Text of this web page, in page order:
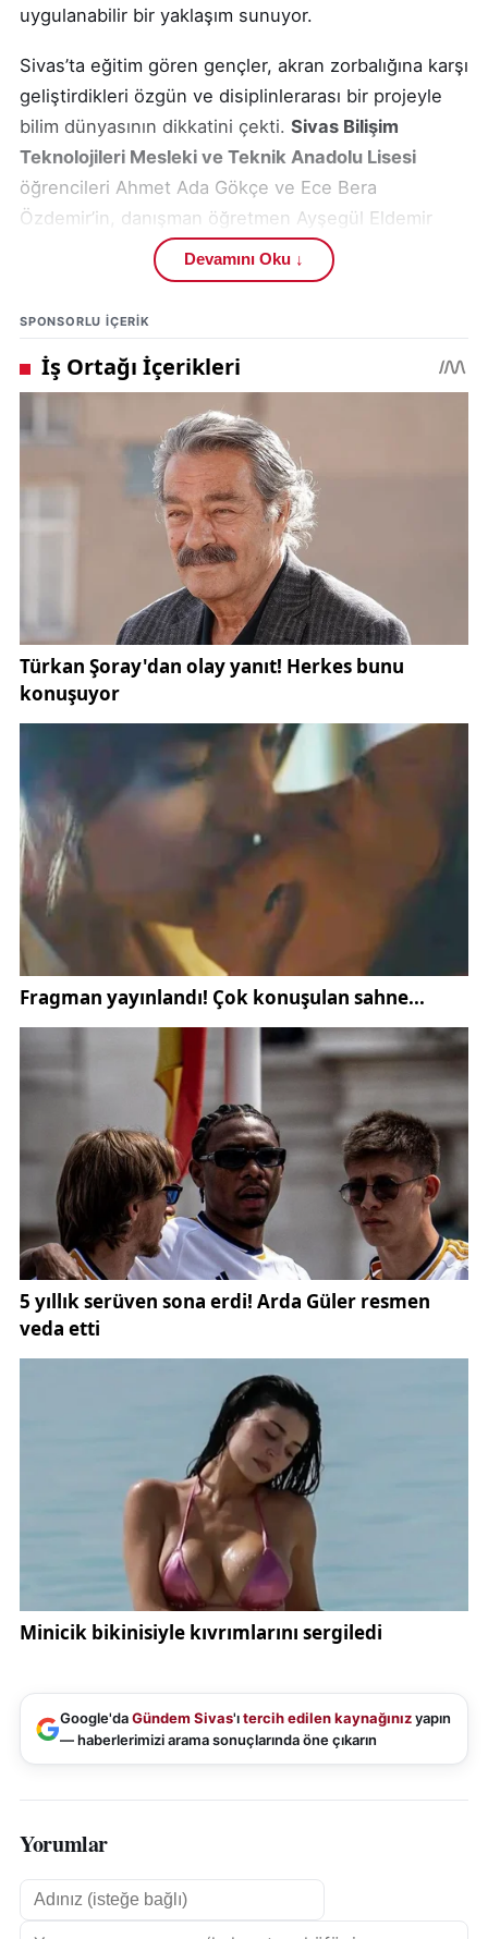
uygulanabilir bir yaklaşım sunuyor.
Sivas’ta eğitim gören gençler, akran zorbalığına karşı
geliştirdikleri özgün ve disiplinlerarası bir projeyle
bilim dünyasının dikkatini çekti. Sivas Bilişim
Teknolojileri Mesleki ve Teknik Anadolu Lisesi
öğrencileri Ahmet Ada Gökçe ve Ece Bera
Özdemir’in, danışman öğretmen Ayşegül Eldemir
Kale rehberliğinde hazırladığı “ÇALIKUŞU: KANAT
TÜBİTAKtarafından düzenlenen 2204-A
Lise Öğrencileri Araştırma Projeleri Yarışması’nda ön
değerlendirmeyi başarıyla geçti. Proje,Kayseri’de
düzenlenecek Bölge Sergisi’ne davet edilerek
Bu başarı, gençlerin sadece akademik yeterliliklerini
değil; toplumsal sorunlara duyarlılıklarını ve çözüm
üretme becerilerini de ortaya koyması bakımından
önem taşıyor. Eğitimciler tarafından uzun süredir
gündemde olan akran zorbalığına, edebiyat ve
bilişim temelli yenilikçi bir yaklaşım sunuluyor.
Projenin çıkış noktası, Türk edebiyatının klasik
eserlerindenÇalıkuşu
. Öğrenciler, romandaki Feride
psikolojik baskı örneklerini günümüz eğitim
ortamlarında görülen akran zorbalığı ile
ilişkilendirerek kapsamlı bir analiz gerçekleştirdi.
Roman adeta bir “vaka laboratuvarı” gibi ele alındı;
karakterin yaşadıkları pedagojik ve psikolojik
çerçevede incelendi.
Bu yaklaşım, edebiyatın soyut anlatım gücünü
somut eğitim sorunlarıyla buluşturması açısından
dikkat çekiyor. Proje ekibi, edebi metinlerin doğru
yöntemlerle ele alındığında öğrencilerde empati ve
farkındalık oluşturma potansiyeline sahip olduğunu
“KANAT Modeli”nin en önemli bileşenlerinden biri,
öğrencilerin aktif katılımını hedefleyenKANAT Vaka
Analiz Kartlarıoldu. Bu kartlar, Feride’nin yaşadığı
olaylardan yola çıkarak hazırlanmış senaryolar
içeriyor ve öğrencilerin olaylara farklı bakış açılarıyla
yaklaşmasını sağlıyor. Kartlar sayesinde gençler,
zorbalık durumlarını tanıma, doğru tepki geliştirme
ve çözüm yolları üretme konusunda bilinçleniyor.
Proje kapsamında ayrıca interaktif bir web platformu
geliştirildi. Dijital ortamda sunulan bu platform,
öğrenci ve öğretmenlerin vaka analizlerini çevrim içi
olarak incelemesine, geri bildirim almasına ve eğitim
materyallerine kolay erişmesine imkân tanıyor. Bu
yönüyle çalışma, eğitim haberleri ve Sivas gençlik
projeleri başlıkları altında yer alan yenilikçi
uygulamalar arasında öne çıkıyor.
projenin yalnızca bir yarışma çalışması olarak
kalmamasını hedefliyor. Danışman öğretmen
Ayşegül Eldemir Kale, öğrencilerin edebiyatı bilimsel
yöntemlerle birleştirerek uygulanabilir bir eğitim
somut bir araç sunuyor. Amacımız bölge sergisinden
başarıyla dönerek Türkiye finallerine katılmak ve
Devamını Oku ↓
SPONSORLU IÇERIK
Google'daGündem Sivas'ıtercih edilen kaynağınızyapın
— haberlerimizi arama sonuçlarında öne çıkarın
Yorumlar